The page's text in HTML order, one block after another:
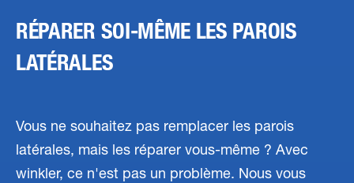
RÉPARER SOI-MÊME LES PAROIS
LATÉRALES
Vous ne souhaitez pas remplacer les parois
latérales, mais les réparer vous-même ? Avec
winkler, ce n'est pas un problème. Nous vous